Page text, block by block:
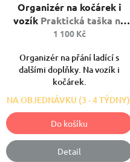
hodnocení
produktu
je
z
5
hvězdiček.
Organizér na kočárek i
vozík Praktická taška na
madlo
1 100 Kč
Organizér na přání ladící s
dalšími doplňky. Na vozík i
kočárek.
NA OBJEDNÁVKU (3 - 4 TÝDNY)
Do košíku
Detail